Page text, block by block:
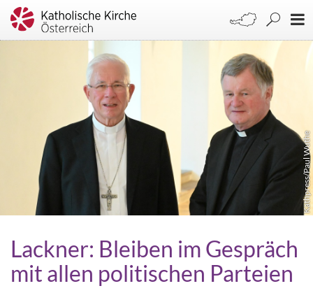
Kathpress/Paul Wuthe
Lackner: Bleiben im Gespräch
mit allen politischen Parteien